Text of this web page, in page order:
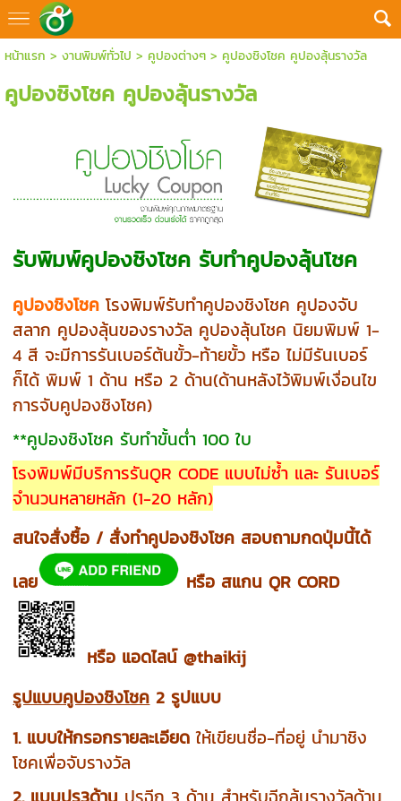
หน้าแรก > งานพิมพ์ทั่วไป > คูปองต่างๆ> คูปองชิงโชค คูปองลุ้นรางวัล
คูปองชิงโชค คูปองลุ้นรางวัล
รับพิมพ์คูปองชิงโชค รับทำคูปองลุ้นโชค
คูปองชิงโชค โรงพิมพ์รับทำคูปองชิงโชค คูปองจับ
สลาก คูปองลุ้นของรางวัล คูปองลุ้นโชค นิยมพิมพ์ 1-
4 สี จะมีการรันเบอร์ต้นขั้ว-ท้ายขั้ว หรือ ไม่มีรันเบอร์
ก็ได้ พิมพ์ 1 ด้าน หรือ 2 ด้าน(ด้านหลังไว้พิมพ์เงื่อนไข
การจับคูปองชิงโชค)
**คูปองชิงโชค รับทำขั้นต่ำ 100 ใบ
โรงพิมพ์มีบริการรันQR CODE แบบไม่ซ้ำ และ รันเบอร์
จำนวนหลายหลัก (1-20 หลัก)
สนใจสั่งซื้อ / สั่งทำคูปองชิงโชค สอบถามกดปุ่มนี้ได้
เลย
หรือ สแกน QR CORD
หรือ แอดไลน์ @thaikij
รูปแบบคูปองชิงโชค 2 รูปแบบ
1. แบบให้กรอกรายละเอียด ให้เขียนชื่อ-ที่อยู่ นำมาชิง
โชคเพื่อจับรางวัล